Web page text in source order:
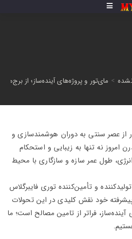
> مای‌تور و پروژه‌های آینده‌ساز؛ از
عصر سنتی به دوران هوشمندسازی و
امروز نه تنها به زیبایی و استحکام
طول عمر سازه و سازگاری با محیط
و تأمین‌کننده توری فایبرگلاس
خود نقش کلیدی در این تحولات
فراتر از تامین مصالح است؛ ما